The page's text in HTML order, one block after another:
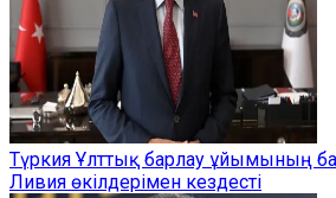
Түркия Ұлттық барлау ұйымының
Ливия өкілдерімен кездесті